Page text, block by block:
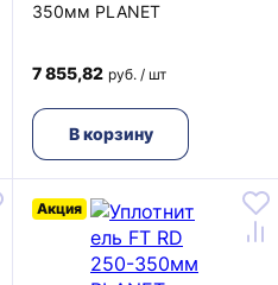
350мм PLANET
7 855,82 руб. / шт
В корзину
Акция